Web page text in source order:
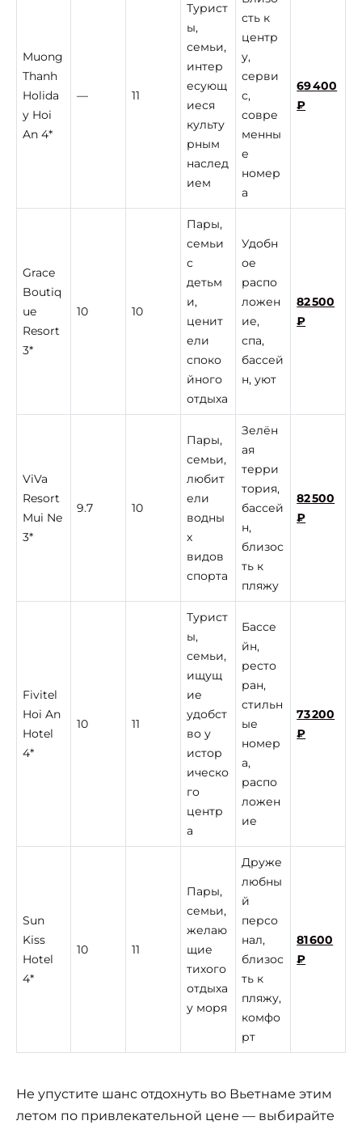
Muong
Thanh
Holida
y Hoi
An 4*
— 11
Турист
ы,
семьи,
интер
есующ
иеся
культу
рным
наслед
ием
сть к
центр
у,
серви
с,
совре
менны
е
номер
а
69 400
₽
Grace
Boutiq
ue
Resort
3*
10 10
Пары,
семьи
с
детьм
и,
ценит
ели
споко
йного
отдыха
Удобн
ое
распо
ложен
ие,
спа,
бассей
н, уют
82 500
₽
ViVa
Resort
Mui Ne
3*
9.7 10
Пары,
семьи,
любит
ели
водны
х
видов
спорта
Зелён
ая
терри
тория,
бассей
н,
близос
ть к
пляжу
82 500
₽
Fivitel
Hoi An
Hotel
4*
10 11
Турист
ы,
семьи,
ищущ
ие
удобст
во у
истор
ическо
го
центр
а
Бассе
йн,
ресто
ран,
стильн
ые
номер
а,
распо
ложен
ие
73 200
₽
Sun
Kiss
Hotel
4*
10 11
Пары,
семьи,
желаю
щие
тихого
отдыха
у моря
Друже
любны
й
персо
нал,
близос
ть к
пляжу,
комфо
рт
81 600
₽
Не упустите шанс отдохнуть во Вьетнаме этим
летом по привлекательной цене — выбирайте